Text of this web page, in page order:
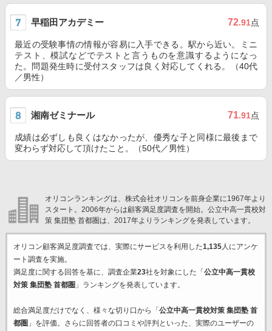
早稲田アカデミー 72.91点
最近の受験事情の情報が容易に入手できる。駅から近い。ミニ
テスト、模試などでテストと言うものを意識するようになっ
た。問題発生時に受付スタッフは良く対応してくれる。（40代
／男性）
湘南ゼミナール 71.91点
成績は必ずしも良くはなかったが、優秀な子と同様に最後まで
変わらず対応して頂けたこと。（50代／男性）
オリコンランキングは、株式会社オリコンを前身企業に1967年より
スタート。2006年からは顧客満足度調査を開始。公立中高一貫校対
策 集団塾 首都圏は、2017年よりランキングを発表しています。
オリコン顧客満足度調査では、実際にサービスを利用した1,135人にアンケ
ート調査を実施。
満足度に関する回答を基に、調査企業23社を対象にした「 公立中高一貫校
対策 集団塾 首都圏 」ランキングを発表しています。
総合満足度だけでなく、様々な切り口から「 公立中高一貫校対策 集団塾 首
都圏 」を評価。さらに回答者の口コミや評判といった、実際のユーザーの